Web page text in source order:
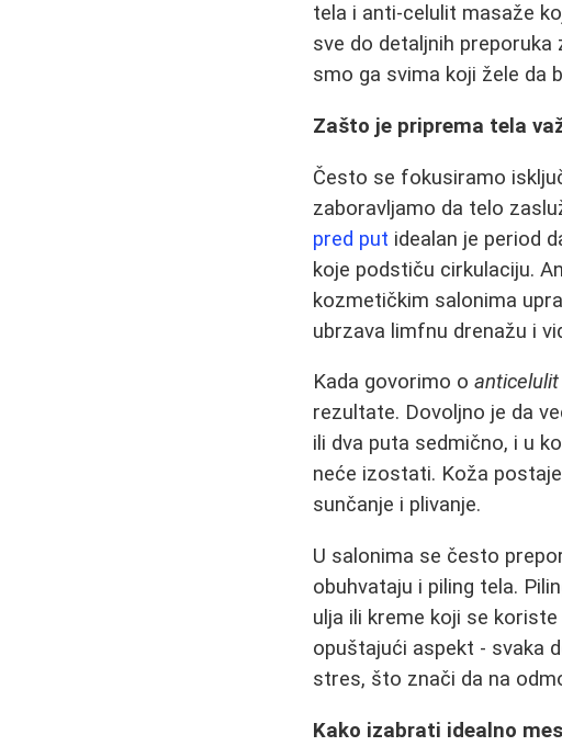
tela i anti-celulit masaže
sve do detaljnih
smo ga svima koji žele da
Zašto je priprema tela
Često se fokusiramo
zaboravljamo da telo
pred put idealan je period
koje podstiču cirkulaciju.
kozmetičkim salonima
ubrzava limfnu drenažu i
Kada govorimo o
rezultate. Dovoljno je da
ili dva puta sedmično, i u
neće izostati. Koža
sunčanje i plivanje.
U salonima se često
obuhvataju i piling tela.
ulja ili kreme koji se
opuštajući aspekt - svaka
stres, što znači da na
Kako izabrati idealno